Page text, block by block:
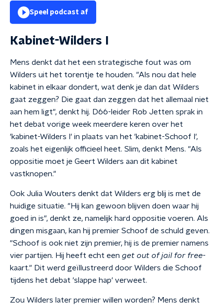
Speel podcast af
Kabinet-Wilders I
Mens denkt dat het een strategische fout was om
Wilders uit het torentje te houden. "Als nou dat hele
kabinet in elkaar dondert, wat denk je dan dat Wilders
gaat zeggen? Die gaat dan zeggen dat het allemaal niet
aan hem ligt", denkt hij. D66-leider Rob Jetten sprak in
het debat vorige week meerdere keren over het
'kabinet-Wilders I' in plaats van het 'kabinet-Schoof I',
zoals het eigenlijk officieel heet. Slim, denkt Mens. "Als
oppositie moet je Geert Wilders aan dit kabinet
vastknopen."
Ook Julia Wouters denkt dat Wilders erg blij is met de
huidige situatie. "Hij kan gewoon blijven doen waar hij
goed in is", denkt ze, namelijk hard oppositie voeren. Als
dingen misgaan, kan hij premier Schoof de schuld geven.
"Schoof is ook niet zijn premier, hij is de premier namens
vier partijen. Hij heeft echt een get out of jail for free-
kaart." Dit werd geïllustreerd door Wilders die Schoof
tijdens het debat 'slappe hap' verweet.
Zou Wilders later premier willen worden? Mens denkt